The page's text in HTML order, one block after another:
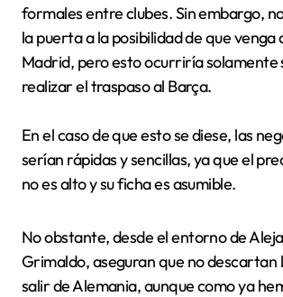
formales entre clubes. Sin embargo,
la puerta a la posibilidad de que venga
Madrid, pero esto ocurriría solamente
realizar el traspaso al Barça.
En el caso de que esto se diese, las
serían rápidas y sencillas, ya que el
no es alto y su ficha es asumible.
No obstante, desde el entorno de
Grimaldo, aseguran que no descartan
salir de Alemania, aunque como ya